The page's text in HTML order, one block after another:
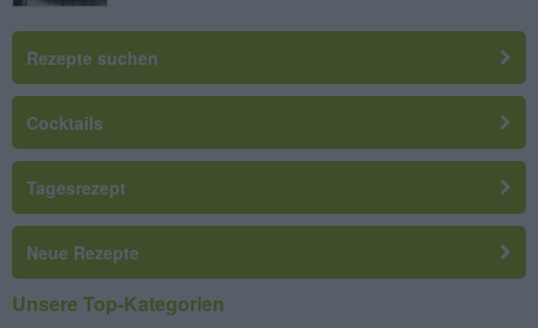
Rezepte suchen
Cocktails
Tagesrezept
Neue Rezepte
Unsere Top-Kategorien